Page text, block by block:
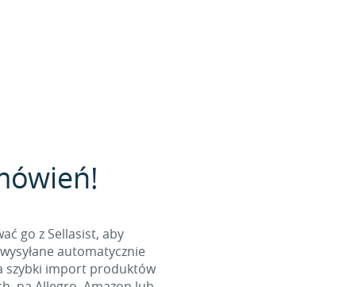
go z Sellasist, aby
automatycznie
szybki import produktów